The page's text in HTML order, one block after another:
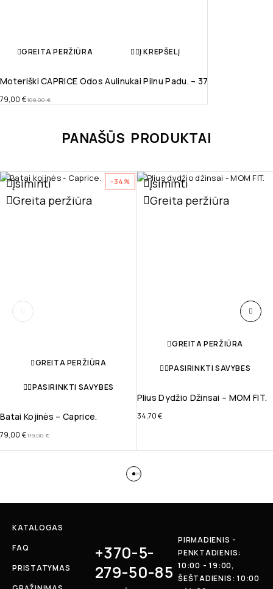
GREITA PERŽIŪRA Į KREPŠELĮ
Moteriški CAPRICE Odos Aulinukai Pilnu Padu. – 37
109,00€
79,00 €
PANAŠŪS PRODUKTAI
-34%
Įsiminti
Greita peržiūra
GREITA PERŽIŪRA
PASIRINKTI SAVYBES
Batai Kojinės – Caprice.
119,00€
79,00 €
Įsiminti
Greita peržiūra
GREITA PERŽIŪRA
PASIRINKTI SAVYBES
Plius Dydžio Džinsai – MOM FIT.
34,70€
KATALOGAS
FAQ
PRISTATYMAS
+370-5-
279-50-85
PIRMADIENIS -
PENKTADIENIS:
10:00 - 19:00,
ŠEŠTADIENIS: 10:00